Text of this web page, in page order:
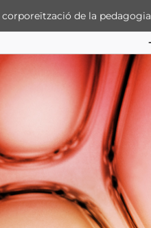
de la pedagogia